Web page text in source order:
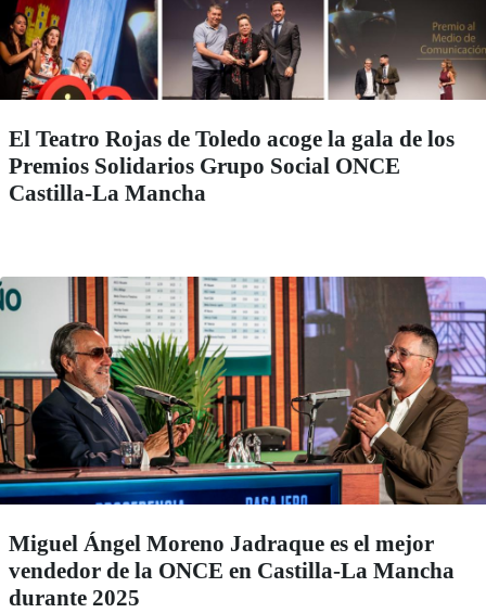
El Teatro Rojas de Toledo acoge la gala de los
Premios Solidarios Grupo Social ONCE
Castilla-La Mancha
Miguel Ángel Moreno Jadraque es el mejor
vendedor de la ONCE en Castilla-La Mancha
durante 2025